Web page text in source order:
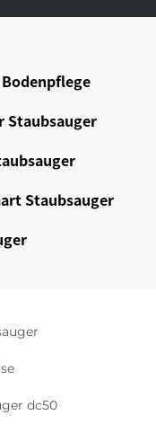
Staubsauger
Staubsauger
dc50